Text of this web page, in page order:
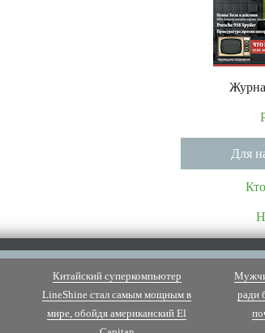
Для
Китайский суперкомпьютер
LineShine стал самым мощным в
мире, обойдя американский El
ради